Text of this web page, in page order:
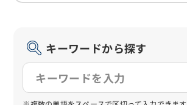
キーワードから探す